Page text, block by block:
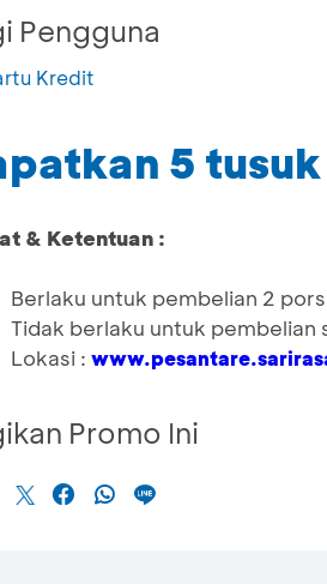
Pengguna
Kredit
5
& Ketentuan :
Berlaku untuk pembelian 2
Tidak berlaku untuk pembelian
Lokasi :
Promo Ini